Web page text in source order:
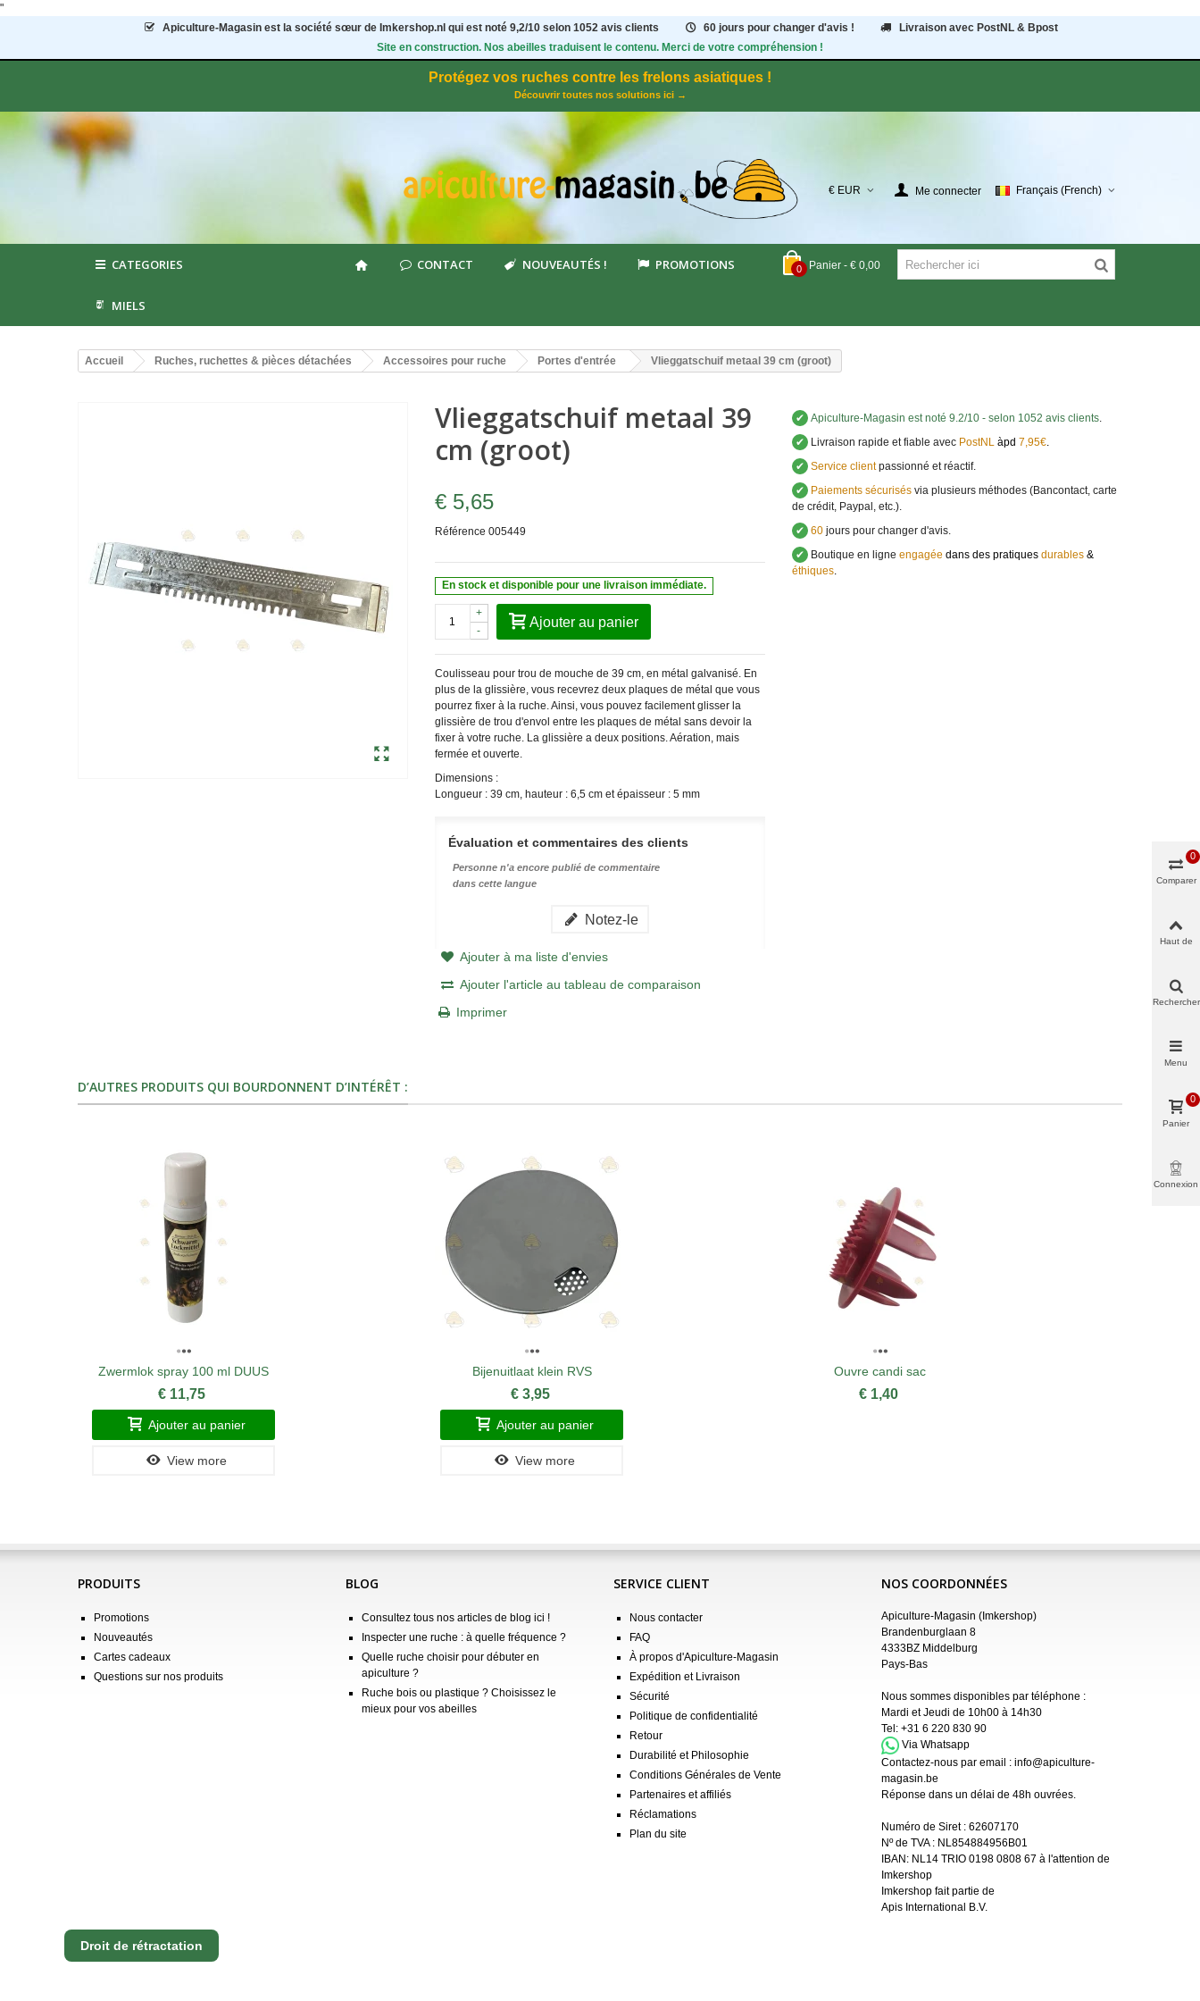
"
Apiculture-Magasin est la société sœur de Imkershop.nl qui est noté 9,2/10 selon 1052avis clients 60 jours pour changer d'avis !
Livraison avec PostNL & Bpost
Site en construction. Nos abeilles traduisent le contenu. Merci de votre compréhension !
Protégez vos ruches contre les frelons asiatiques !
Découvrir toutes nos solutions ici →
€ EUR Me connecter Français (French)
0 Panier - € 0,00
CATEGORIES CONTACT NOUVEAUTÉS ! PROMOTIONS
MIELS
Accueil Ruches, ruchettes & pièces détachées Accessoires pour ruche Portes d'entrée Vlieggatschuif metaal 39 cm (groot)
Vlieggatschuif metaal 39
cm (groot)
€ 5,65
Référence 005449
En stock et disponible pour une livraison immédiate.
-
+
Ajouter au panier
Coulisseau pour trou de mouche de 39 cm, en métal galvanisé. En
plus de la glissière, vous recevrez deux plaques de métal que vous
pourrez fixer à la ruche. Ainsi, vous pouvez facilement glisser la
glissière de trou d'envol entre les plaques de métal sans devoir la
fixer à votre ruche. La glissière a deux positions. Aération, mais
fermée et ouverte.
Dimensions :
Longueur : 39 cm, hauteur : 6,5 cm et épaisseur : 5 mm
Évaluation et commentaires des clients
Personne n'a encore publié de commentaire
dans cette langue
Notez-le
Ajouter à ma liste d'envies
Ajouter l'article au tableau de comparaison
Imprimer
✔ Apiculture-Magasin est noté 9.2/10 - selon 1052 avis clients.
✔ Livraison rapide et fiable avecPostNL àpd 7,95€.
✔ Service clientpassionné et réactif.
✔ Paiements sécurisésvia plusieurs méthodes (Bancontact, carte
de crédit, Paypal, etc.).
✔ 60jours pour changer d'avis.
✔ Boutique en ligne engagée dans des pratiques durables&
éthiques.
D’AUTRES PRODUITS QUI BOURDONNENT D’INTÉRÊT :
Zwermlok spray 100 ml DUUS
€ 11,75
Ajouter au panier
View more
Bijenuitlaat klein RVS
€ 3,95
Ajouter au panier
View more
Ouvre candi sac
€ 1,40
PRODUITS
Promotions
Nouveautés
Cartes cadeaux
Questions sur nos produits
BLOG
Consultez tous nos articles de blog ici !
Inspecter une ruche : à quelle fréquence ?
Quelle ruche choisir pour débuter en
apiculture ?
Ruche bois ou plastique ? Choisissez le
mieux pour vos abeilles
SERVICE CLIENT
Nous contacter
FAQ
À propos d'Apiculture-Magasin
Expédition et Livraison
Sécurité
Politique de confidentialité
Retour
Durabilité et Philosophie
Conditions Générales de Vente
Partenaires et affiliés
Réclamations
Plan du site
NOS COORDONNÉES
Apiculture-Magasin (Imkershop)
Brandenburglaan 8
4333BZ Middelburg
Pays-Bas
Nous sommes disponibles par téléphone :
Mardi et Jeudi de 10h00 à 14h30
Tel: +31 6 220 830 90
Via Whatsapp
Contactez-nous par email : info@apiculture-
magasin.be
Réponse dans un délai de 48h ouvrées.
Numéro de Siret : 62607170
Nº de TVA : NL854884956B01
IBAN: NL14 TRIO 0198 0808 67 à l'attention de
Imkershop
Imkershop fait partie de
Apis International B.V.
Droit de rétractation
Comparer
0
Haut de
Rechercher
Menu
Panier
0
Connexion